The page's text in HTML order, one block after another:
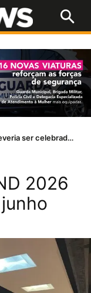
Dia dos pais: um amor que deveria ser celebrado todos os dias
2026